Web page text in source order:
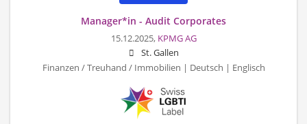
Manager*in - Audit Corporates
15.12.2025, KPMG AG
St. Gallen
Finanzen / Treuhand / Immobilien | Deutsch | Englisch